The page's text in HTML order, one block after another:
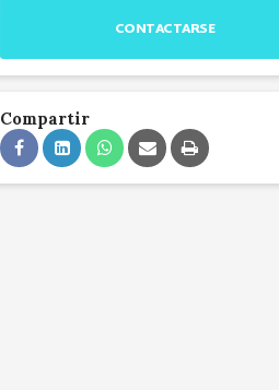
CONTACTARSE
Compartir